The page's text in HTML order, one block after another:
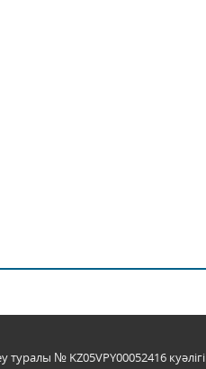
№ KZ05VPY00052416 куәлігі